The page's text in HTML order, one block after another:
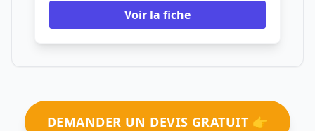
Voir la fiche
DEMANDER UN DEVIS GRATUIT 👉